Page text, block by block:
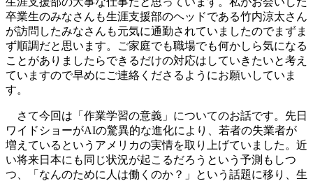
卒業生のみなさんも生涯支援部のヘッドである竹内涼太さん
が訪問したみなさんも元気に通勤されていましたのでまずま
ず順調だと思います。ご家庭でも職場でも何かしら気になる
ことがありましたらできるだけの対応はしていきたいと考え
ていますので早めにご連絡くださるようにお願いしていま
す。
さて今回は「作業学習の意義」についてのお話です。先日
ワイドショーがAIの驚異的な進化により、若者の失業者が
増えているというアメリカの実情を取り上げていました。近
い将来日本にも同じ状況が起こるだろうという予測もしつ
つ、「なんのために人は働くのか？」という話題に移り、生